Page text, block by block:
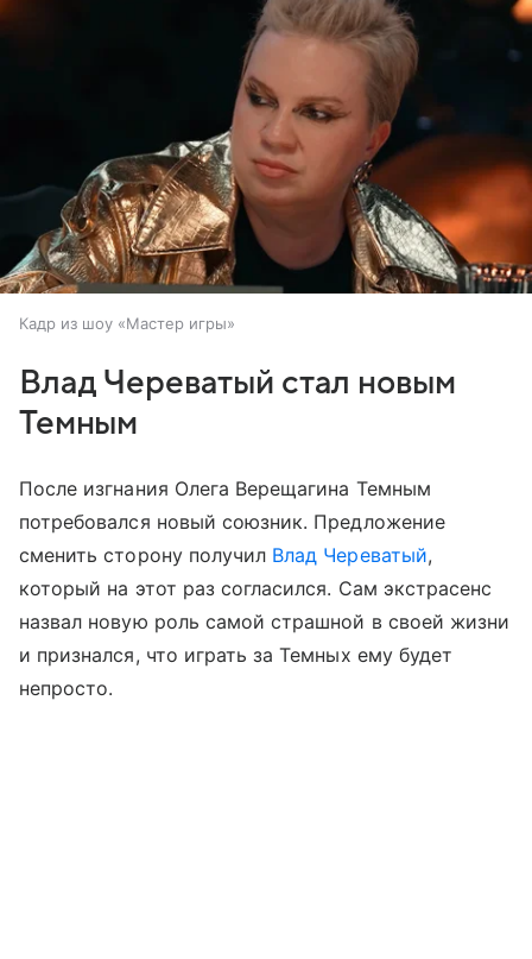
Кадр из шоу «Мастер игры»
Влад Череватый стал новым
Темным
После изгнания Олега Верещагина Темным
потребовался новый союзник. Предложение
сменить сторону получил Влад Череватый,
который на этот раз согласился. Сам экстрасенс
назвал новую роль самой страшной в своей жизни
и признался, что играть за Темных ему будет
непросто.